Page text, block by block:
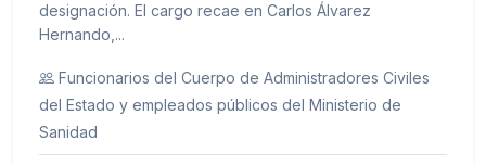
designación. El cargo recae en Carlos Álvarez
Hernando,...
Funcionarios del Cuerpo de Administradores Civiles
del Estado y empleados públicos del Ministerio de
Sanidad